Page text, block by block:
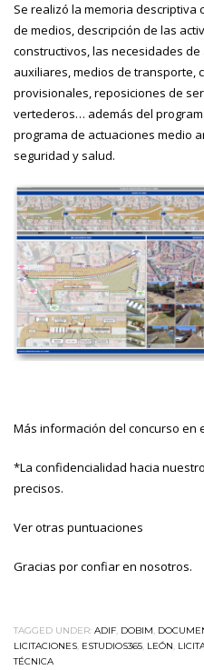
Se realizó la memoria descriptiva
de medios, descripción de las
constructivos, las necesidades
auxiliares, medios de transporte,
provisionales, reposiciones de
vertederos… además del
programa de actuaciones medio
seguridad y salud.
Más información del concurso en
*La confidencialidad hacia
precisos.
Ver otras puntuaciones
Gracias por confiar en nosotros.
TAGGED UNDER: ADIF, DOBIM,
LICITACIONES, ESTUDIOS365, LEÓN,
TÉCNICA